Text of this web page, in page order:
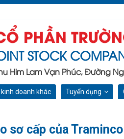
PHẦN
STOCK
Him Lam Vạn Phúc, Đường
kinh doanh khác Tuyển dụng
sơ cấp của